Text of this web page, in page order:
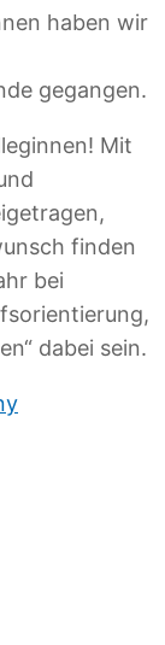
haben wir
gegangen.
Mit
finden
bei
dabei sein.